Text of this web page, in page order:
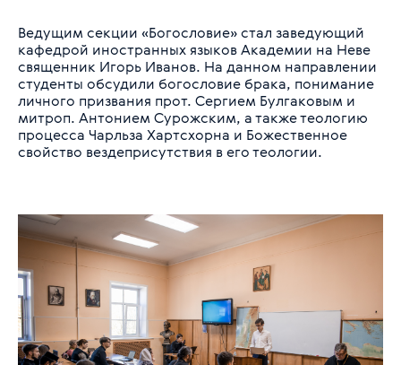
Ведущим секции «Богословие» стал заведующий
кафедрой иностранных языков Академии на Неве
священник Игорь Иванов. На данном направлении
студенты обсудили богословие брака, понимание
личного призвания прот. Сергием Булгаковым и
митроп. Антонием Сурожским, а также теологию
процесса Чарльза Хартсхорна и Божественное
свойство вездеприсутствия в его теологии.